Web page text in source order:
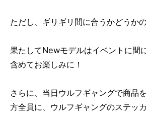
ただし、ギリギリ間に合うかどうかの
果たしてNewモデルはイベントに間
含めてお楽しみに！
さらに、当日ウルフギャングで商品
方全員に、ウルフギャングのステッ